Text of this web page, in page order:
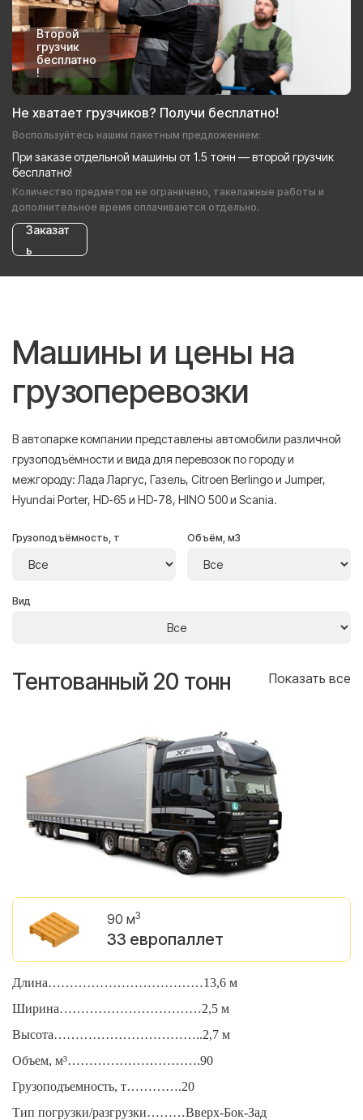
Второй
грузчик
бесплатно
!
Не хватает грузчиков? Получи бесплатно!
Воспользуйтесь нашим пакетным предложением:
При заказе отдельной машины от 1.5 тонн — второй грузчик
бесплатно!
Количество предметов не ограничено, такелажные работы и
дополнительное время оплачиваются отдельно.
Заказат
ь
Машины и цены на
грузоперевозки
В автопарке компании представлены автомобили различной
грузоподъёмности и вида для перевозок по городу и
межгороду: Лада Ларгус, Газель, Citroen Berlingo и Jumper,
Hyundai Porter, HD-65 и HD-78, HINO 500 и Scania.
Грузоподъёмность, т Объём, м3
Вид
Тентованный 20 тонн Показать все
90 м3
33 европаллет
Длина………………………………13,6 м
Ширина……………………………2,5 м
Высота……………………………..2,7 м
Объем, м³………………………….90
Грузоподъемность, т………….20
Тип погрузки/разгрузки………Вверх-Бок-Зад